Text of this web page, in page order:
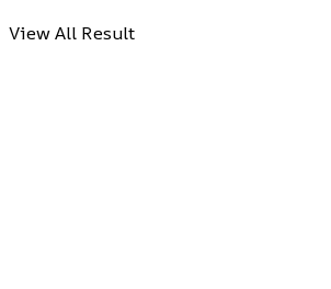
View All Result